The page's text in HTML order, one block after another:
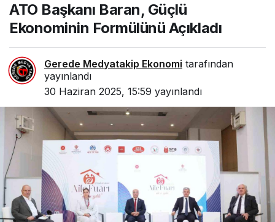
Formülünü Açıkladı
ATO Başkanı Baran, Güçlü
Ekonominin Formülünü Açıkladı
Gerede Medyatakip Ekonomi tarafından
yayınlandı
30 Haziran 2025, 15:59 yayınlandı